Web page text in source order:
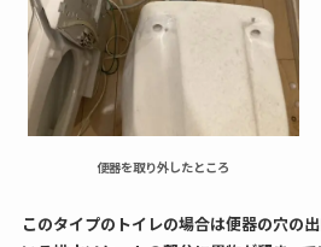
便器を取り外したところ
このタイプのトイレの場合は便器の穴の